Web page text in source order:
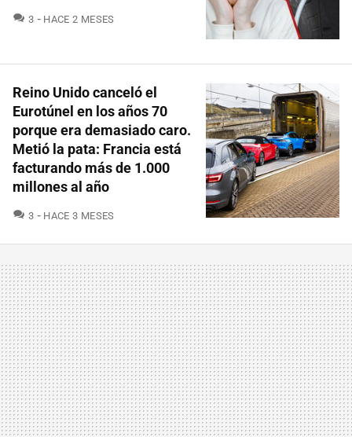
3 COMENTARIOS
HACE 2 MESES
Reino Unido canceló el
Eurotúnel en los años 70
porque era demasiado caro.
Metió la pata: Francia está
facturando más de 1.000
millones al año
3 COMENTARIOS
HACE 3 MESES